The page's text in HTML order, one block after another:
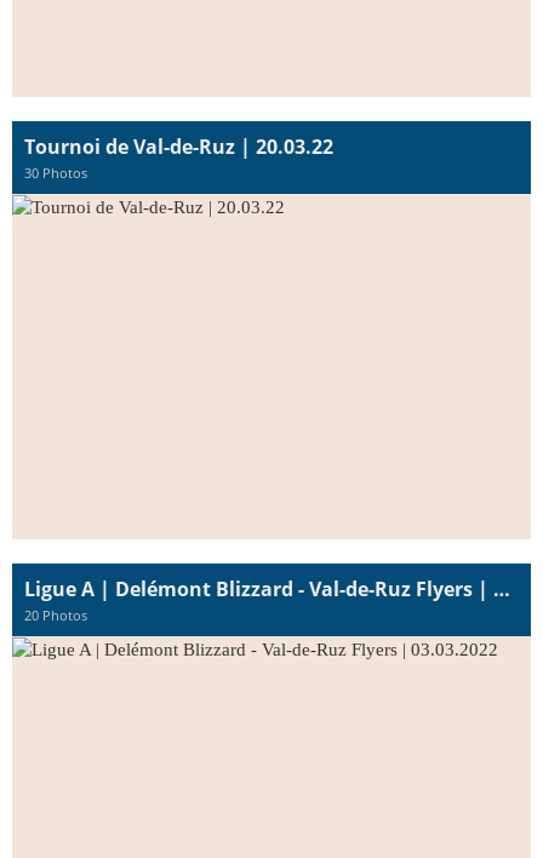
Tournoi de Val-de-Ruz | 20.03.22
30 Photos
Ligue A | Delémont Blizzard - Val-de-Ruz Flyers | 03.03.2022
20 Photos